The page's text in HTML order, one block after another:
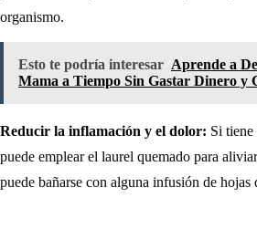
organismo.
Esto te podría interesar Aprende a
Mama a Tiempo Sin Gastar Dinero y
Reducir la inflamación y el dolor: Si tiene
puede emplear el laurel quemado para
puede bañarse con alguna infusión de hojas